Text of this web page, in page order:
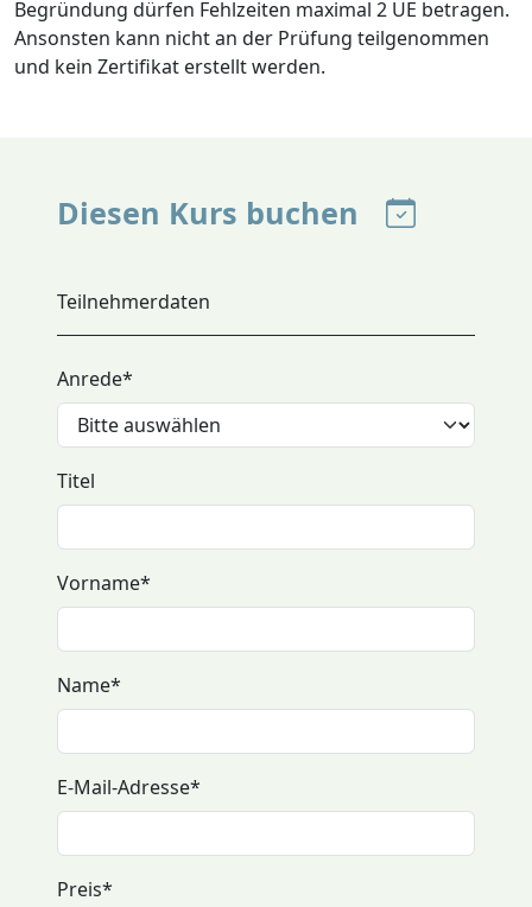
Begründung dürfen Fehlzeiten maximal 2 UE betragen.
Ansonsten kann nicht an der Prüfung teilgenommen
und kein Zertifikat erstellt werden.
Diesen Kurs buchen
Teilnehmerdaten
Anrede*
Titel
Vorname*
Name*
E-Mail-Adresse*
Preis*